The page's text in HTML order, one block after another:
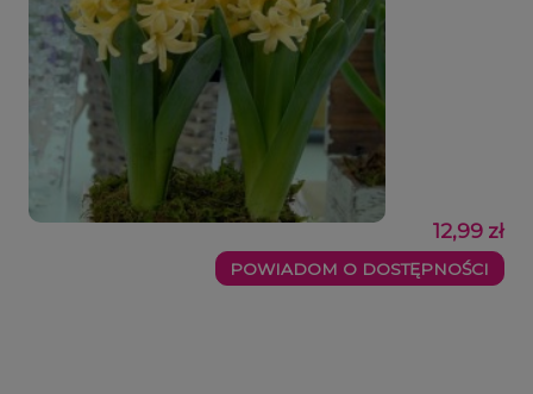
12,99 zł
POWIADOM O DOSTĘPNOŚCI